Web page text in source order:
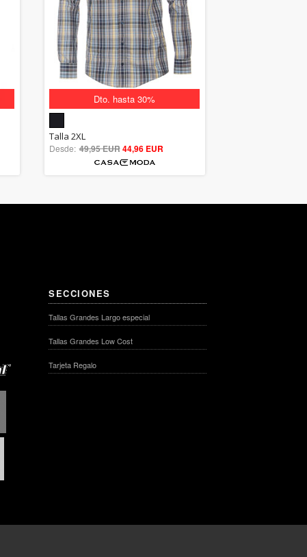
Dto. hasta 30%
out of 5
Talla 2XL
Desde: 49,95 EUR44,96 EUR
SECCIONES
Tallas Grandes Largo especial
Tallas Grandes Low Cost
Tarjeta Regalo